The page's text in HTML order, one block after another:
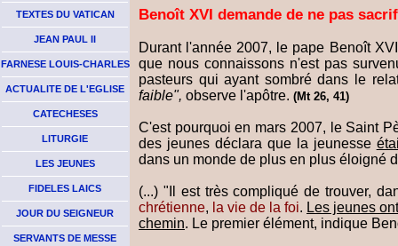
TEXTES DU VATICAN
JEAN PAUL II
FARNESE LOUIS-CHARLES
ACTUALITE DE L'EGLISE
CATECHESES
LITURGIE
LES JEUNES
FIDELES LAICS
JOUR DU SEIGNEUR
SERVANTS DE MESSE
Benoît XVI demande de ne pas
Durant l'année 2007, le pape Benoît
que nous connaissons n'est pas
pasteurs qui ayant sombré dans le
faible", observe l'apôtre. (Mt 26, 41)
C'est pourquoi en mars 2007, le Saint
des jeunes déclara que la jeunesse
dans un monde de plus en plus éloigné
(...) "Il est très compliqué de trouver,
chrétienne, la vie de la foi. Les jeunes
chemin. Le premier élément, indique